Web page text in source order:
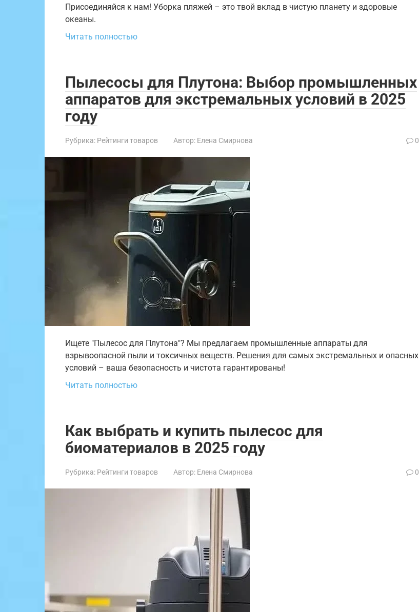
Присоединяйся к нам! Уборка пляжей – это твой вклад в чистую планету и здоровые
океаны.
Читать полностью
Пылесосы для Плутона: Выбор промышленных
аппаратов для экстремальных условий в 2025
году
Рубрика: Рейтинги товаров Автор: Елена Смирнова 0
Ищете "Пылесос для Плутона"? Мы предлагаем промышленные аппараты для
взрывоопасной пыли и токсичных веществ. Решения для самых экстремальных и опасных
условий – ваша безопасность и чистота гарантированы!
Читать полностью
Как выбрать и купить пылесос для
биоматериалов в 2025 году
Рубрика: Рейтинги товаров Автор: Елена Смирнова 0